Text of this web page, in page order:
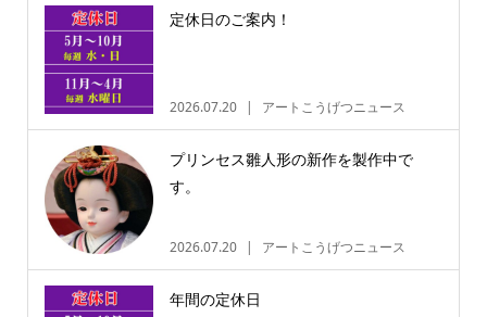
定休日のご案内！
2026.07.20 アートこうげつニュース
プリンセス雛人形の新作を製作中で
す。
2026.07.20 アートこうげつニュース
年間の定休日